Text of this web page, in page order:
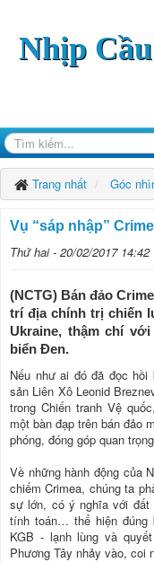
Nhịp
Trang nhất Góc
Vụ “sáp nhập”
Thứ hai - 20/02/2017 14:42
(NCTG) Bán đảo
trí địa chính trị chiến
Ukraine, thậm chí
biển Đen.
Nếu như ai đó đã đọc
sản Liên Xô Leonid
trong Chiến tranh Vệ
một bàn đạp trên bán đảo
phóng, đóng góp quan
Về những hành động của
chiếm Crimea, chúng ta
sự lớn, có ý nghĩa với đất
tính toán… thể hiện đúng
KGB - lạnh lùng và
Phương Tây nhảy vào, coi